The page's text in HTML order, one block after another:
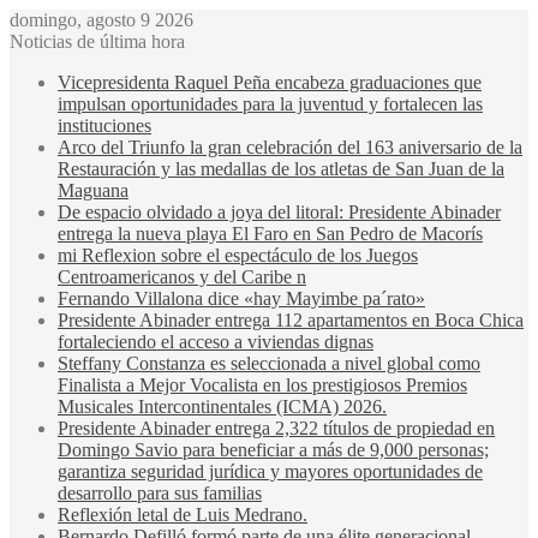
domingo, agosto 9 2026
Noticias de última hora
Vicepresidenta Raquel Peña encabeza graduaciones que
impulsan oportunidades para la juventud y fortalecen las
instituciones
Arco del Triunfo la gran celebración del 163 aniversario de la
Restauración y las medallas de los atletas de San Juan de la
Maguana
De espacio olvidado a joya del litoral: Presidente Abinader
entrega la nueva playa El Faro en San Pedro de Macorís
mi Reflexion sobre el espectáculo de los Juegos
Centroamericanos y del Caribe n
Fernando Villalona dice «hay Mayimbe pa´rato»
Presidente Abinader entrega 112 apartamentos en Boca Chica
fortaleciendo el acceso a viviendas dignas
Steffany Constanza es seleccionada a nivel global como
Finalista a Mejor Vocalista en los prestigiosos Premios
Musicales Intercontinentales (ICMA) 2026.
Presidente Abinader entrega 2,322 títulos de propiedad en
Domingo Savio para beneficiar a más de 9,000 personas;
garantiza seguridad jurídica y mayores oportunidades de
desarrollo para sus familias
Reflexión letal de Luis Medrano.